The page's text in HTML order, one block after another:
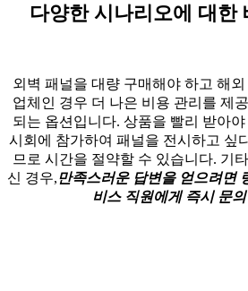
다양한 시나리오에 대한
외벽 패널을 대량 구매해야 하고 해
업체인 경우 더 나은 비용 관리를 제
되는 옵션입니다. 상품을 빨리 받아
시회에 참가하여 패널을 전시하고 싶
므로 시간을 절약할 수 있습니다. 기
신 경우,만족스러운 답변을 얻으려면
비스 직원에게 즉시 문